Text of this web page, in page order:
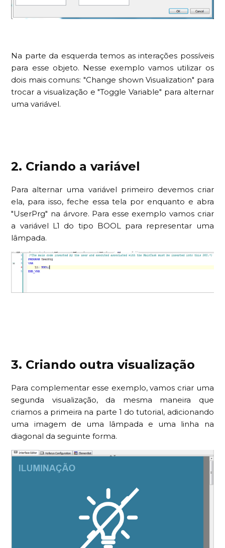
Na parte da esquerda temos as interações possíveis
para esse objeto. Nesse exemplo vamos utilizar os
dois mais comuns: "Change shown Visualization" para
trocar a visualização e "Toggle Variable" para alternar
uma variável.
2. Criando a variável
Para alternar uma variável primeiro devemos criar
ela, para isso, feche essa tela por enquanto e abra
"UserPrg" na árvore. Para esse exemplo vamos criar
a variável L1 do tipo BOOL para representar uma
lâmpada.
3. Criando outra visualização
Para complementar esse exemplo, vamos criar uma
segunda visualização, da mesma maneira que
criamos a primeira na parte 1 do tutorial, adicionando
uma imagem de uma lâmpada e uma linha na
diagonal da seguinte forma.